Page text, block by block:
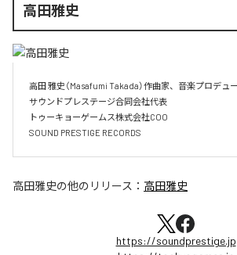
高田雅史
高田 雅史（Masafumi Takada）作曲家、音楽プロデュー
サウンドプレステージ合同会社代表
トゥーキョーゲームス株式会社COO
SOUND PRESTIGE RECORDS
高田雅史の他のリリース： 高田雅史
https://soundprestige.jp